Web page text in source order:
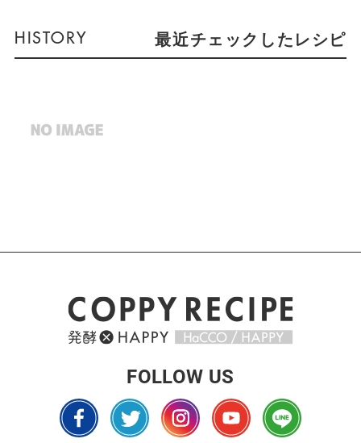
最近チェックしたレシピ
FOLLOW US